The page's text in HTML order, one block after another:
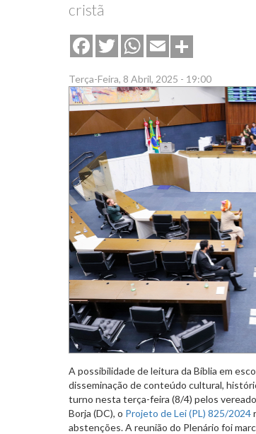
cristã
FacebookTwitterWhatsApp
Email
Terça-Feira, 8 Abril, 2025 - 19:00
A possibilidade de leitura da Bíblia em
disseminação de conteúdo cultural,
turno nesta terça-feira (8/4) pelos
Borja (DC), o Projeto de Lei (PL) 825/2024
abstenções. A reunião do Plenário foi